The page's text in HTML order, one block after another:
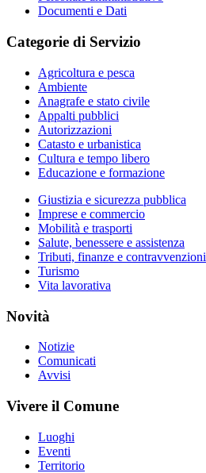
Documenti e Dati
Categorie di Servizio
Agricoltura e pesca
Ambiente
Anagrafe e stato civile
Appalti pubblici
Autorizzazioni
Catasto e urbanistica
Cultura e tempo libero
Educazione e formazione
Giustizia e sicurezza pubblica
Imprese e commercio
Mobilità e trasporti
Salute, benessere e assistenza
Tributi, finanze e contravvenzioni
Turismo
Vita lavorativa
Novità
Notizie
Comunicati
Avvisi
Vivere il Comune
Luoghi
Eventi
Territorio